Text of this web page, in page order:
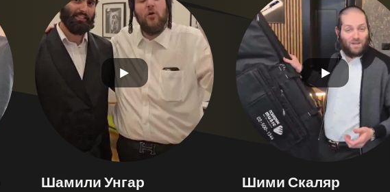
Шамили Унгар Шими Скаляр